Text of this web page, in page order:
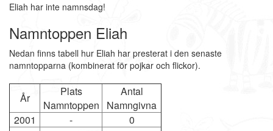
Eliah har inte namnsdag!
Namntoppen Eliah
Nedan finns tabell hur Eliah har presterat i den senaste
namntopparna (kombinerat för pojkar och flickor).
År
Plats
Namntoppen
Antal
Namngivna
2001
-
0